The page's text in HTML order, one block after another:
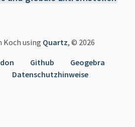
Koch using Quartz, © 2026
Github
Geogebra
Datenschutzhinweise